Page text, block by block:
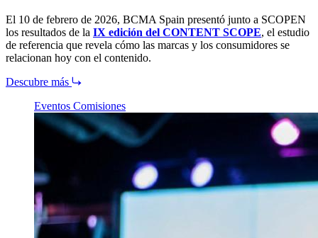
El 10 de febrero de 2026, BCMA Spain presentó junto a SCOPEN
los resultados de la IX edición del CONTENT SCOPE, el estudio
de referencia que revela cómo las marcas y los consumidores se
relacionan hoy con el contenido.
Descubre más
Eventos Comisiones